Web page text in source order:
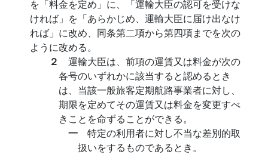
を「料金を定め」に、「運輸大臣の認可を受けな
ければ」を「あらかじめ、運輸大臣に届け出なけ
れば」に改め、同条第二項から第四項までを次の
ように改める。
２ 運輸大臣は、前項の運賃又は料金が次の
各号のいずれかに該当すると認めるとき
は、当該一般旅客定期航路事業者に対し、
期限を定めてその運賃又は料金を変更すべ
きことを命ずることができる。
一 特定の利用者に対し不当な差別的取
扱いをするものであるとき。